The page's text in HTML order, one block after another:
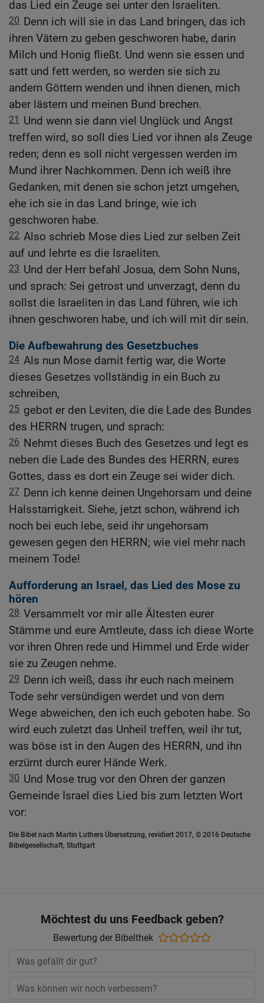
das Lied ein Zeuge sei unter den Israeliten.
20 Denn ich will sie in das Land bringen, das ich
ihren Vätern zu geben geschworen habe, darin
Milch und Honig fließt. Und wenn sie essen und
satt und fett werden, so werden sie sich zu
andern Göttern wenden und ihnen dienen, mich
aber lästern und meinen Bund brechen.
21 Und wenn sie dann viel Unglück und Angst
treffen wird, so soll dies Lied vor ihnen als Zeuge
reden; denn es soll nicht vergessen werden im
Mund ihrer Nachkommen. Denn ich weiß ihre
Gedanken, mit denen sie schon jetzt umgehen,
ehe ich sie in das Land bringe, wie ich
geschworen habe.
22 Also schrieb Mose dies Lied zur selben Zeit
auf und lehrte es die Israeliten.
23 Und der Herr befahl Josua, dem Sohn Nuns,
und sprach: Sei getrost und unverzagt, denn du
sollst die Israeliten in das Land führen, wie ich
ihnen geschworen habe, und ich will mit dir sein.
Die Aufbewahrung des Gesetzbuches
24 Als nun Mose damit fertig war, die Worte
dieses Gesetzes vollständig in ein Buch zu
schreiben,
25 gebot er den Leviten, die die Lade des Bundes
des HERRN trugen, und sprach:
26 Nehmt dieses Buch des Gesetzes und legt es
neben die Lade des Bundes des HERRN, eures
Gottes, dass es dort ein Zeuge sei wider dich.
27 Denn ich kenne deinen Ungehorsam und deine
Halsstarrigkeit. Siehe, jetzt schon, während ich
noch bei euch lebe, seid ihr ungehorsam
gewesen gegen den HERRN; wie viel mehr nach
meinem Tode!
Aufforderung an Israel, das Lied des Mose zu
hören
28 Versammelt vor mir alle Ältesten eurer
Stämme und eure Amtleute, dass ich diese Worte
vor ihren Ohren rede und Himmel und Erde wider
sie zu Zeugen nehme.
29 Denn ich weiß, dass ihr euch nach meinem
Tode sehr versündigen werdet und von dem
Wege abweichen, den ich euch geboten habe. So
wird euch zuletzt das Unheil treffen, weil ihr tut,
was böse ist in den Augen des HERRN, und ihn
erzürnt durch eurer Hände Werk.
30 Und Mose trug vor den Ohren der ganzen
Gemeinde Israel dies Lied bis zum letzten Wort
vor:
Die Bibel nach Martin Luthers Übersetzung, revidiert 2017, © 2016 Deutsche
Bibelgesellschaft, Stuttgart
Möchtest du uns Feedback geben?
Bewertung der Bibelthek